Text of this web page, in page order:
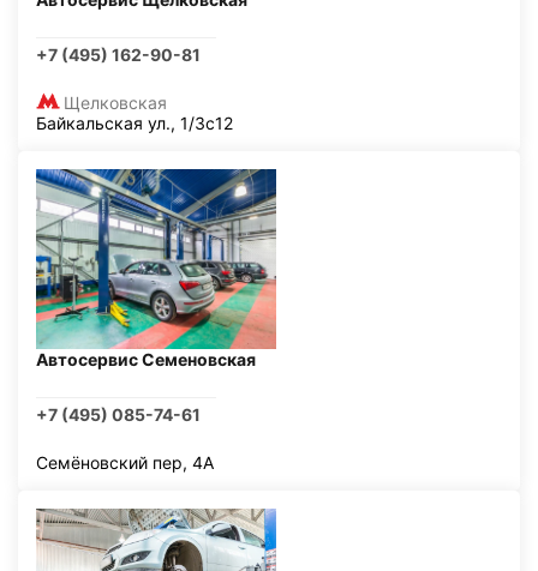
+7 (495) 162-90-81
Щелковская
Байкальская ул., 1/3с12
Автосервис Семеновская
+7 (495) 085-74-61
Семёновский пер, 4А